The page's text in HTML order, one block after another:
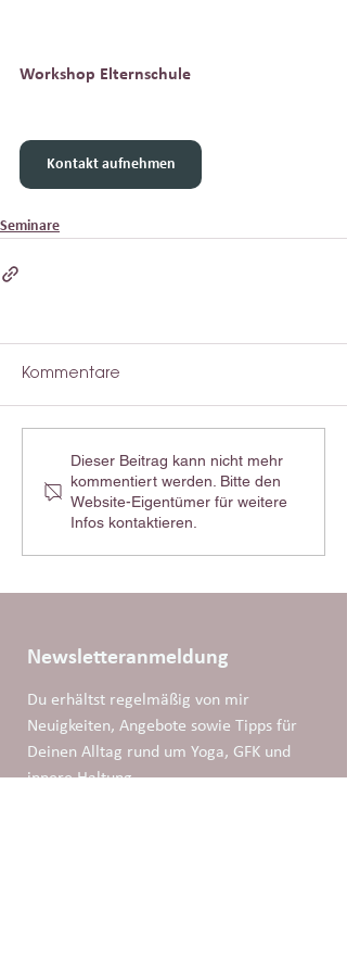
Workshop Elternschule
Kontakt aufnehmen
Seminare
Kommentare
Dieser Beitrag kann nicht mehr
kommentiert werden. Bitte den
Website-Eigentümer für weitere
Infos kontaktieren.
Newsletteranmeldung
Du erhältst regelmäßig von mir
Neuigkeiten, Angebote sowie Tipps für
Deinen Alltag rund um Yoga, GFK und
innere Haltung.